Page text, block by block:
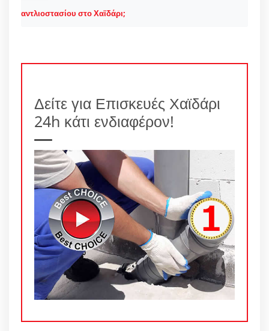
αντλιοστασίου στο Χαϊδάρι;
Δείτε για Επισκευές Χαϊδάρι
24h κάτι ενδιαφέρον!